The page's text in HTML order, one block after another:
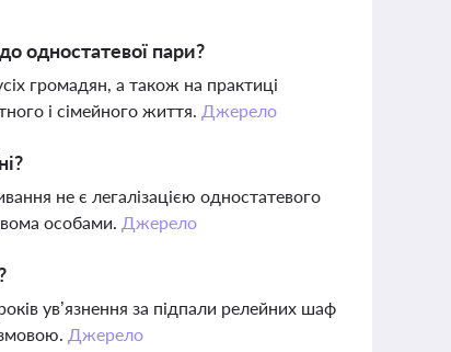
одностатевої пари?
громадян, а також на практиці
і сімейного життя. Джерело
не є легалізацією одностатевого
особами. Джерело
ув’язнення за підпали релейних шаф
Джерело